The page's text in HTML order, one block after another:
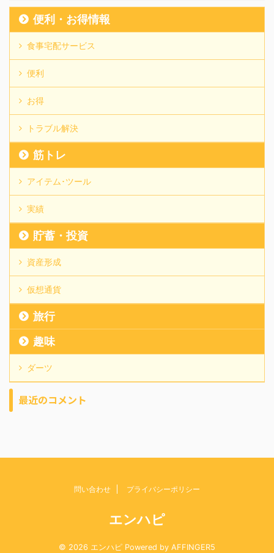
便利・お得情報
食事宅配サービス
便利
お得
トラブル解決
筋トレ
アイテム･ツール
実績
貯蓄・投資
資産形成
仮想通貨
旅行
趣味
ダーツ
最近のコメント
問い合わせ プライバシーポリシー
エンハピ
© 2026 エンハピ Powered by AFFINGER5